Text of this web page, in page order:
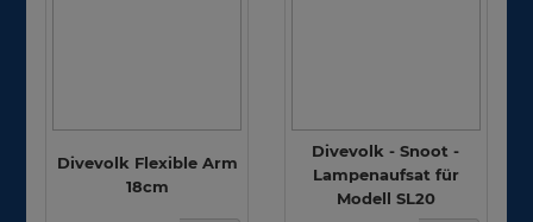
Divevolk Flexible Arm
18cm
Divevolk - Snoot -
Lampenaufsat für
Modell SL20